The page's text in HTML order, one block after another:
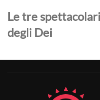
Le tre
degli Dei